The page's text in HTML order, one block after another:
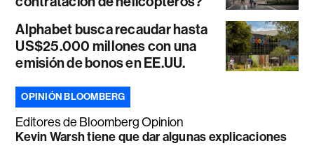
Alphabet busca recaudar hasta
US$25.000 millones con una
emisión de bonos en EE.UU.
OPINIÓN BLOOMBERG
Editores de Bloomberg Opinion
Kevin Warsh tiene que dar algunas explicaciones